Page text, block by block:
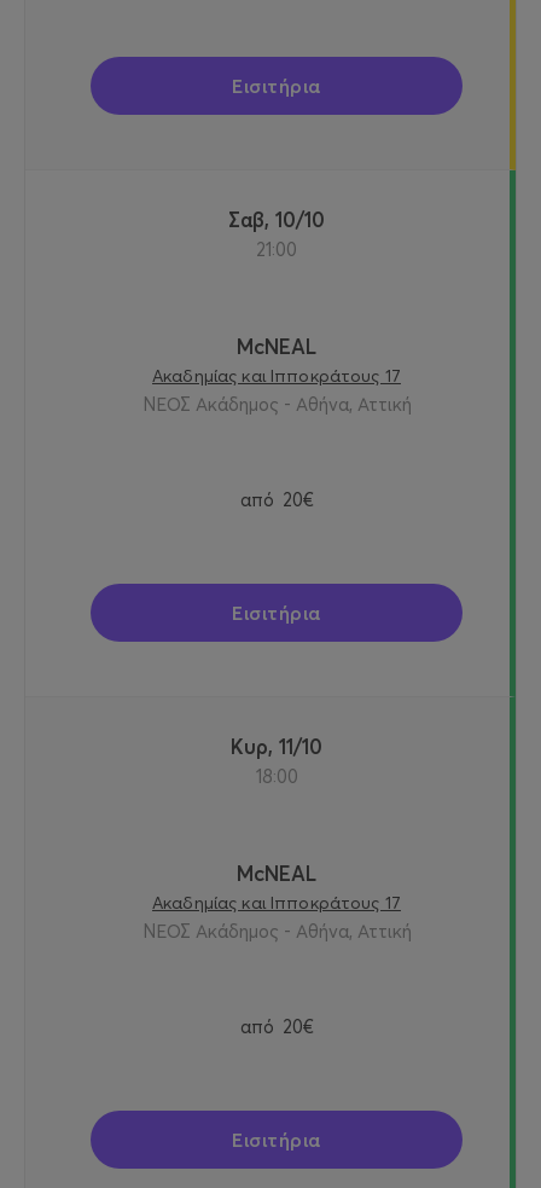
Εισιτήρια
Σαβ, 10/10
21:00
McNEAL
Ακαδημίας και Ιπποκράτους 17
ΝΕΟΣ Ακάδημος - Αθήνα, Αττική
από 20€
Εισιτήρια
Κυρ, 11/10
18:00
McNEAL
Ακαδημίας και Ιπποκράτους 17
ΝΕΟΣ Ακάδημος - Αθήνα, Αττική
από 20€
Εισιτήρια